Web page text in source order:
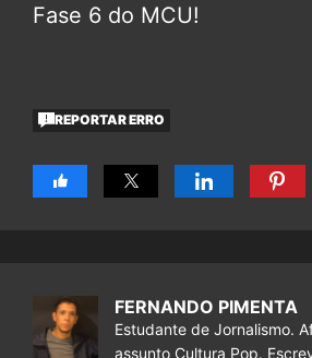
Fase 6 do MCU!
REPORTAR ERRO
FERNANDO PIMENTA
Estudante de Jornalismo.
assunto Cultura Pop.